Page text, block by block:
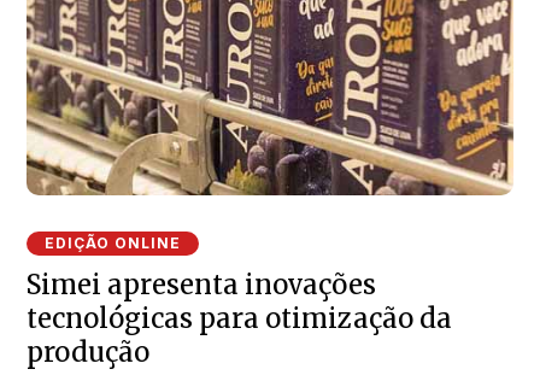
EDIÇÃO ONLINE
Simei apresenta inovações
tecnológicas para otimização da
produção